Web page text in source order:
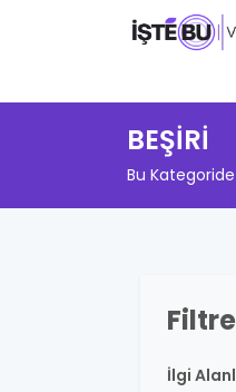
BEŞİRİ
Bu
İlgi